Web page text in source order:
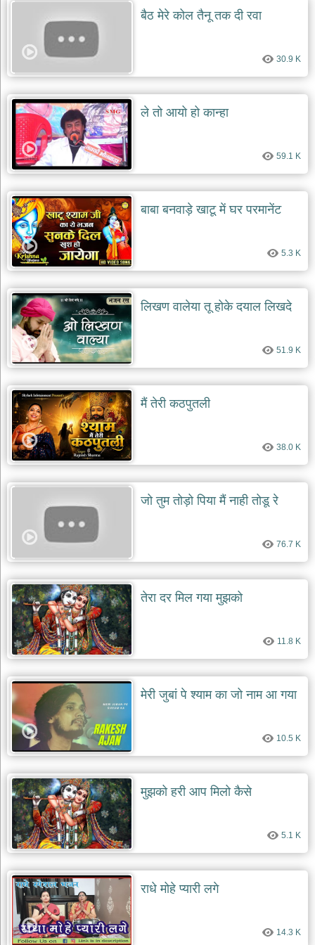
बैठ मेरे कोल तैनू तक दी रवा
30.9 K
ले तो आयो हो कान्हा
59.1 K
बाबा बनवाड़े खाटू में घर परमानेंट
5.3 K
लिखण वालेया तू होके दयाल लिखदे
51.9 K
मैं तेरी कठपुतली
38.0 K
जो तुम तोड़ो पिया मैं नाही तोडू रे
76.7 K
तेरा दर मिल गया मुझको
11.8 K
मेरी जुबां पे श्याम का जो नाम आ गया
10.5 K
मुझको हरी आप मिलो कैसे
5.1 K
राधे मोहे प्यारी लगे
14.3 K